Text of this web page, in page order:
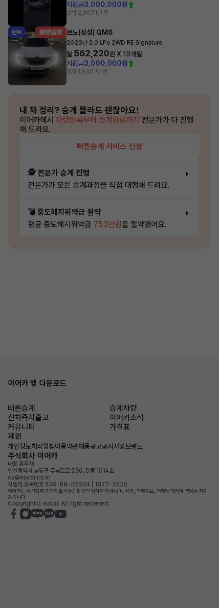
지원금3,000,000원
조회 2,5671년 전
렌트 르노(삼성) QM6
2023년·2.0 LPe 2WD RE Signature
월 562,220원 X 19개월
지원금3,000,000원
조회 1,9351년 전
내 차 정리? 승계 몰라도 괜찮아요!
이어카에서 차량등록부터 승계완료까지 전문가가 다 진행
해 드려요.
빠른승계 서비스 신청
🕵️ 전문가 승계 진행
전문가가 모든 승계과정을 직접 대행해 드려요.
💣 중도해지위약금 절약
평균 중도해지위약금 753만원을 절약했어요.
이어카 앱 다운로드
빠른승계
승계차량
신차즉시출고
이어카소식
커뮤니티
가격표
제원
개인정보처리방침이용약관채용공고공지사항브랜드
주식회사 이어카
대표 유우재
인천광역시 부평구 주부토로 236, D동 1514호
cs@eacar.co.kr
사업자 등록번호 539-88-02334 | 1877-2520
이어카는 통신판매 중개자로서 통신판매의 당사자가 아니며, 상품, 거래정보, 거래에 대하여 책임을 지지
않습니다.
Copyrightⓒ eacar. All right reserved.